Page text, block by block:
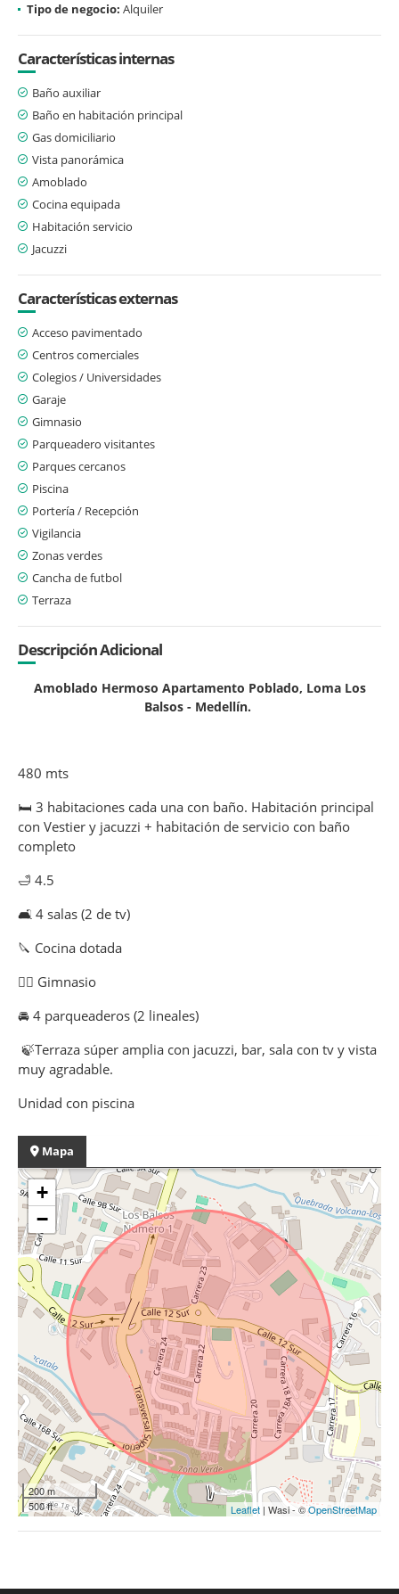
Tipo de negocio: Alquiler
Características internas
Baño auxiliar
Baño en habitación principal
Gas domiciliario
Vista panorámica
Amoblado
Cocina equipada
Habitación servicio
Jacuzzi
Características externas
Acceso pavimentado
Centros comerciales
Colegios / Universidades
Garaje
Gimnasio
Parqueadero visitantes
Parques cercanos
Piscina
Portería / Recepción
Vigilancia
Zonas verdes
Cancha de futbol
Terraza
Descripción Adicional
Amoblado Hermoso Apartamento Poblado, Loma Los
Balsos - Medellín.
480 mts
🛏️ 3 habitaciones cada una con baño. Habitación principal
con Vestier y jacuzzi + habitación de servicio con baño
completo
🛁 4.5
🛋️ 4 salas (2 de tv)
🔪 Cocina dotada
🏋️‍♀️ Gimnasio
🚘 4 parqueaderos (2 lineales)
🍃Terraza súper amplia con jacuzzi, bar, sala con tv y vista
muy agradable.
Unidad con piscina
Mapa
+
−
200 m
500 ft
Leaflet | Wasi - ©OpenStreetMap